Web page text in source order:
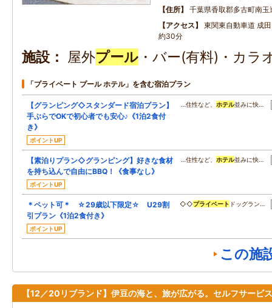
住所
千葉県香取郡多古町南玉
アクセス
東関東自動車道 成
約30分
施設 屋外プール ・バー(有料)・カラ
「プライベート プール ホテル」を含む宿泊プラン
【グランピング◇スタンダード宿泊プラン】
手ぶらでOKで初心者でも安心♪《1泊2食付
き》
ポイントUP
…住性など、 ホテル並みに快…
【素泊りプラン◇グランピング】好きな食材
を持ち込んで自由にBBQ！《食事なし》
ポイントUP
…住性など、 ホテル並みに快…
＊ペット可＊ ☆29歳以下限定☆ U29割
引プラン《1泊2食付き》
ポイントUP
◇◇プライベート ドッグラン…
この施
【12／20リブランド】伊豆の海と、旅が広がる。セルフサービ